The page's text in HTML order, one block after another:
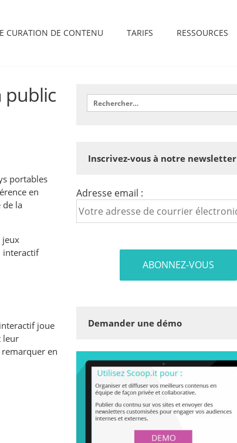
CURATION DE CONTENU TARIFS RESSOURCES
public
portables
en
de la
jeux
interactif
joue
leur
en
Inscrivez-vous à notre newsletter
Adresse email :
Demander une démo